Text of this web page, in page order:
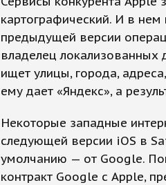
картографический. И в
предыдущей версии
владелец локализованных
ищет улицы, города,
ему дает «Яндекс», а
Некоторые западные
следующей версии iOS в
умолчанию — от Google.
контракт Google с Apple,